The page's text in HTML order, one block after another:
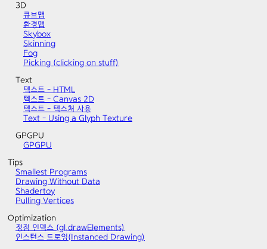
3D
큐브맵
환경맵
Skybox
Skinning
Fog
Picking (clicking on stuff)
Text
텍스트 - HTML
텍스트 - Canvas 2D
텍스트 - 텍스처 사용
Text - Using a Glyph Texture
GPGPU
GPGPU
Tips
Smallest Programs
Drawing Without Data
Shadertoy
Pulling Vertices
Optimization
정점 인덱스 (gl.drawElements)
인스턴스 드로잉(Instanced Drawing)